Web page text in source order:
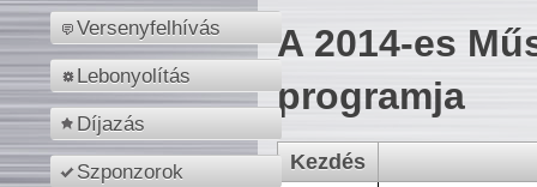
Versenyfelhívás
Lebonyolítás
Díjazás
Szponzorok
A 2014-es
programja
Kezdés